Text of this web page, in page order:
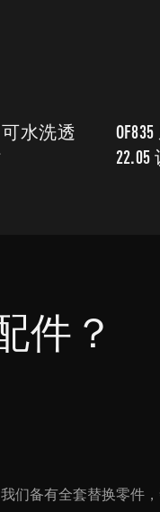
可水洗透
件？
我们备有全套替换零件